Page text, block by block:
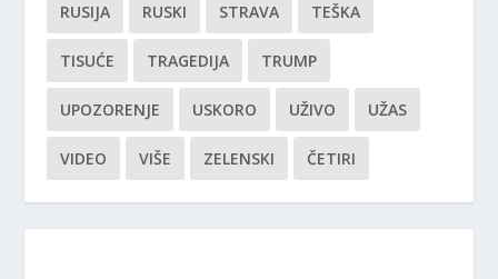
RUSIJA RUSKI STRAVA TEŠKA
TISUĆE TRAGEDIJA TRUMP
UPOZORENJE USKORO UŽIVO UŽAS
VIDEO VIŠE ZELENSKI ČETIRI